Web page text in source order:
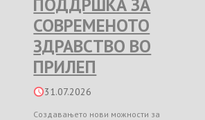
ПОДДРШКА ЗА
СОВРЕМЕНОТО
ЗДРАВСТВО ВО
ПРИЛЕП
31.07.2026
Создавањето нови можности за